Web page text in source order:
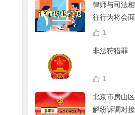
律师与司法
往行为将会
分？1
非法狩猎罪
1
北京市房山
解纷诉调对